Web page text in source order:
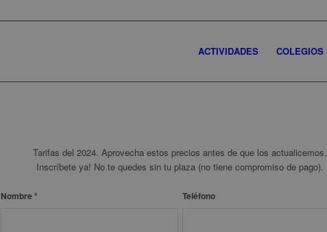
ACTIVIDADES COLEGIOS
Tarifas del 2024. Aprovecha estos precios antes de que los actualicemos.
Inscríbete ya! No te quedes sin tu plaza (no tiene compromiso de pago).
Nombre * Teléfono